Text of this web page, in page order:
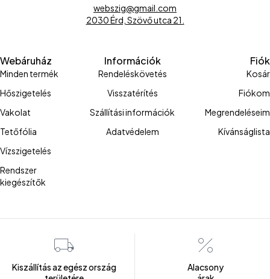
webszig@gmail.com
2030 Érd, Szövő utca 21.
Webáruház
Minden termék
Hőszigetelés
Vakolat
Tetőfólia
Vízszigetelés
Rendszer
kiegészítők
Információk
Rendeléskövetés
Visszatérítés
Szállítási információk
Adatvédelem
Fiók
Kosár
Fiókom
Megrendeléseim
Kívánságlista
Kiszállítás az egész ország
Alacsony